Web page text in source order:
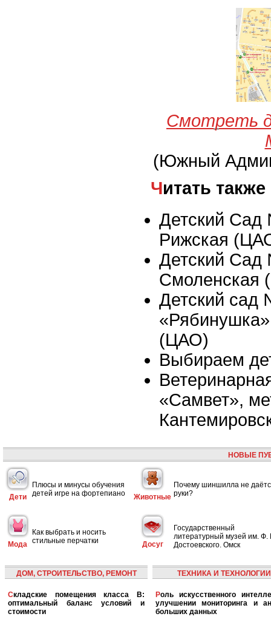
Смотреть
(Южный
Читать также
Детский
Рижская
Детский
Смоленская
Детский сад
(ЦАО)
Выбираем
«Самвет»,
НОВЫЕ
Дети
Плюсы и минусы обучения
детей игре на фортепиано
Животные
Почему шиншилла не
руки?
Мода
Как выбрать и носить
стильные перчатки
Досуг
Государственный
литературный музей им. Ф.
Достоевского. Омск
ДОМ, СТРОИТЕЛЬСТВО, РЕМОНТ
Складские помещения класса B:
оптимальный баланс условий и
стоимости
ТЕХНИКА И ТЕХНОЛОГИИ
Роль искусственного интеллекта в
улучшении мониторинга и
больших данных